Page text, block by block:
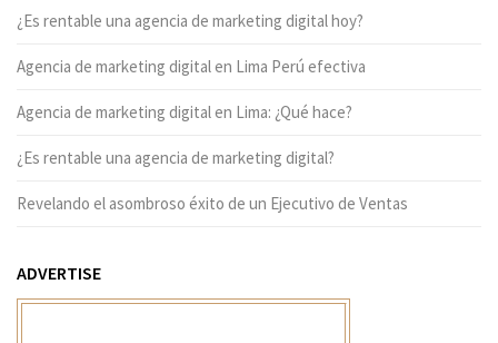
¿Es rentable una agencia de marketing digital hoy?
Agencia de marketing digital en Lima Perú efectiva
Agencia de marketing digital en Lima: ¿Qué hace?
¿Es rentable una agencia de marketing digital?
Revelando el asombroso éxito de un Ejecutivo de Ventas
ADVERTISE